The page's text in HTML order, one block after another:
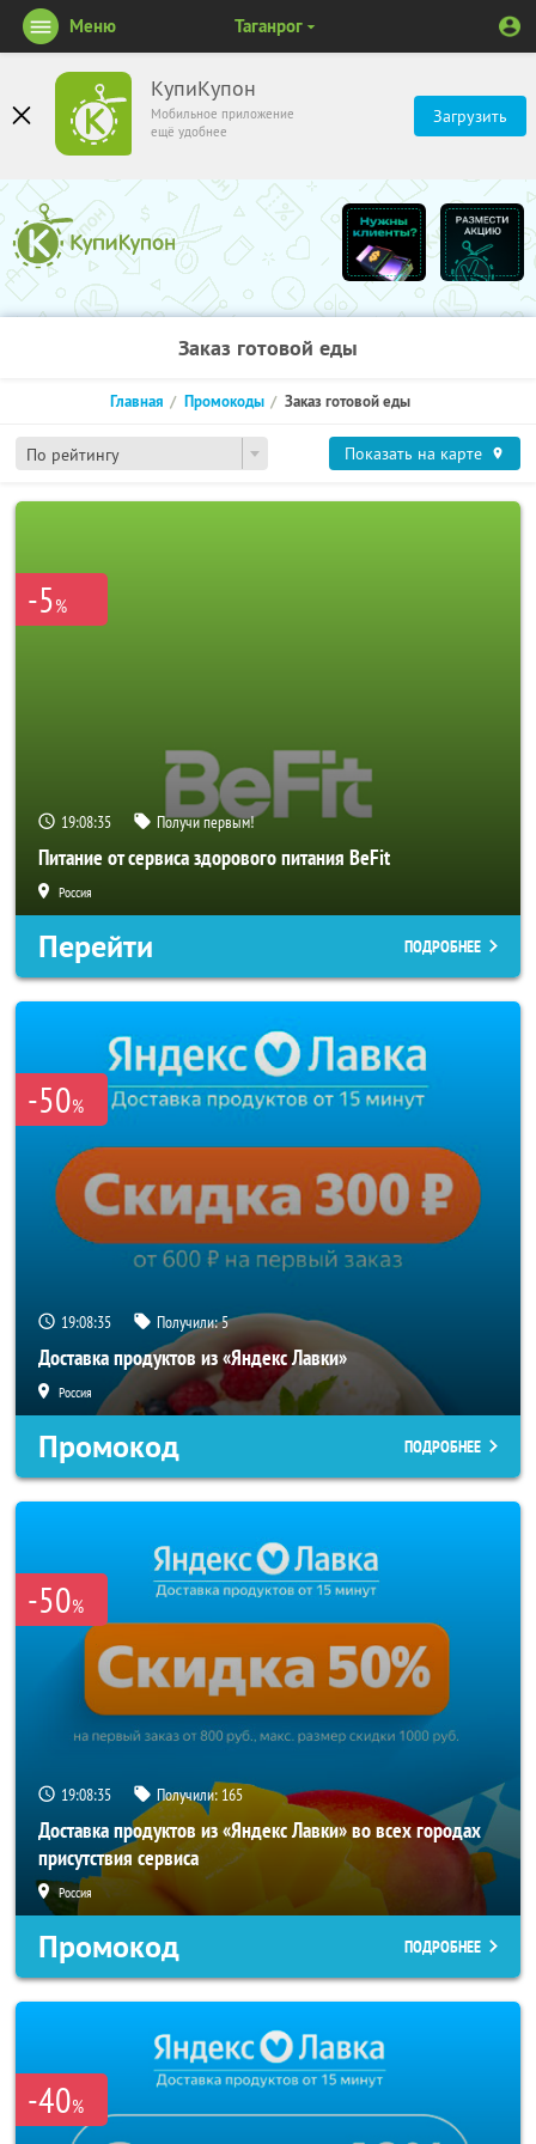
КупиКупон
Мобильное приложение
ещё удобнее
Загрузить
Меню Таганрог
Заказ готовой еды
По рейтингу
Главная Промокоды Заказ готовой еды
Показать на карте
-5%
19:08:35 Получи первым!
Питание от сервиса здорового питания BeFit
Россия
Перейти ПОДРОБНЕЕ
-50%
19:08:35 Получили:5
Доставка продуктов из «Яндекс Лавки»
Россия
Промокод ПОДРОБНЕЕ
-50%
19:08:35 Получили: 165
Доставка продуктов из «Яндекс Лавки» во всех городах
присутствия сервиса
Россия
Промокод ПОДРОБНЕЕ
-40%